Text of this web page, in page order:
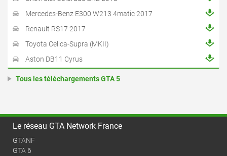
Mercedes-Benz E300 W213 4matic 2017
Renault RS17 2017
Toyota Celica-Supra (MKII)
Aston DB11 Cyrus
Tous les téléchargements GTA 5
Le réseau GTA Network France
GTANF
GTA 6